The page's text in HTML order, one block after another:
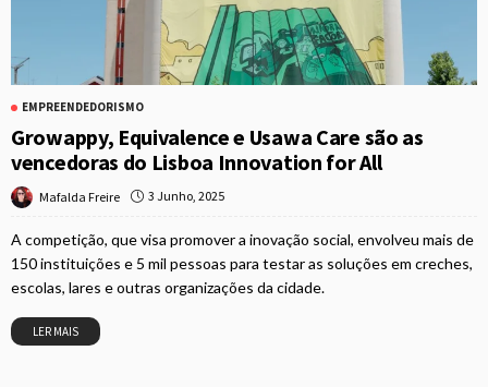
EMPREENDEDORISMO
Growappy, Equivalence e Usawa Care são as
vencedoras do Lisboa Innovation for All
Mafalda Freire 3 Junho, 2025
A competição, que visa promover a inovação social, envolveu mais de
150 instituições e 5 mil pessoas para testar as soluções em creches,
escolas, lares e outras organizações da cidade.
LER MAIS